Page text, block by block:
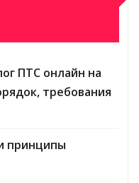
ПТС онлайн на
требования
принципы